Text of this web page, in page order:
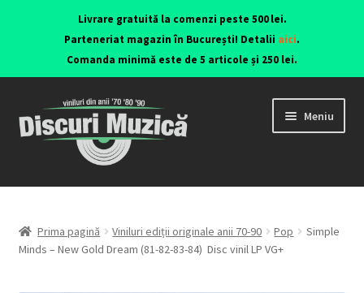
Livrare gratuită la comenzi peste 500 lei.
Parteneriat magazin în București! Detalii aici.
Comanda minimă este de 5 articole și 250 lei.
Meniu
Viniluri ediții originale anii 70-90
CD-uri originale
Prima pagină Viniluri ediții originale anii 70-90 Pop
Simple
Minds ‎– New Gold Dream (81-82-83-84) Disc vinil LP VG+